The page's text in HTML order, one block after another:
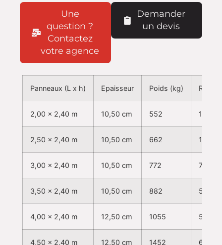
Une
question ?
Contactez
votre agence
Demander
un devis
Panneaux (L x h) Epaisseur Poids (kg)
2,00 x 2,40 m 10,50 cm 552 163
2,50 x 2,40 m 10,50 cm 662 105
3,00 x 2,40 m 10,50 cm 772 73
3,50 x 2,40 m 10,50 cm 882 53
4,00 x 2,40 m 12,50 cm 1055 50
4,50 x 2,40 m 12,50 cm 1452 61